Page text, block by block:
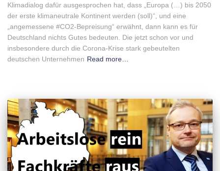
Klimadialog dafür ausgesprochen hat, dass „Europa (…) bis 2050
der erste klimaneutrale Kontinent werden (soll)“, und eine
„angemessene #CO2-Bepreisung“ erwähnt, dann kann es für
Deutschland nichts Gutes bedeuten. Die jetzt schon vor und
insbesondere durch die Corona-Krise stark gebeutelten
deutschen Unternehmen Read more…